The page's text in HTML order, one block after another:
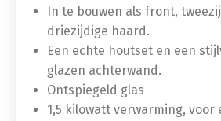
In te bouwen als front,
driezijdige haard.
Een echte houtset en een
glazen achterwand.
Ontspiegeld glas
1,5 kilowatt verwarming,